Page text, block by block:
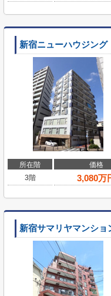
新宿ニューハウジング
所在階
価格
3階
3,080万
新宿サマリヤマンショ